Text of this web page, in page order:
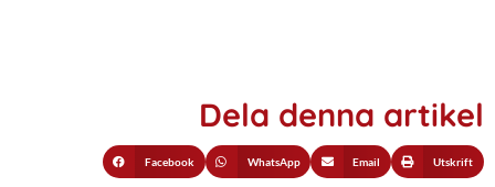
Dela denna artikel
Facebook WhatsApp Email Utskrift